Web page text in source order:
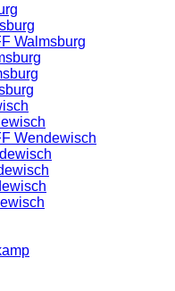
Walmsburg
Wendewisch